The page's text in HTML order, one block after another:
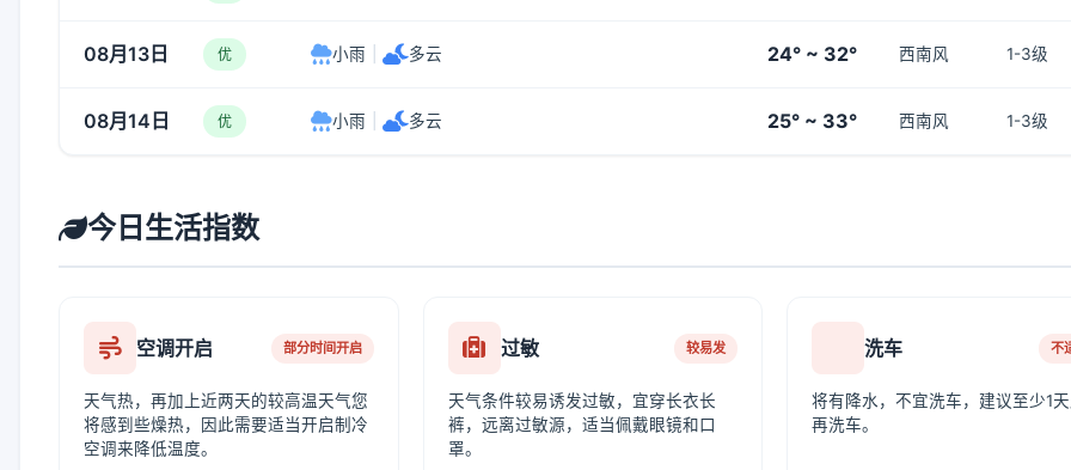
08月13日 优 小雨 多云 24° ~ 32° 西南风 1-3级
08月14日 优 小雨 多云 25° ~ 33° 西南风 1-3级
今日生活指数
空调开启 部分时间开启
天气热，再加上近两天的较高温天气您
将感到些燥热，因此需要适当开启制冷
空调来降低温度。
过敏 较易发
天气条件较易诱发过敏，宜穿长衣长
裤，远离过敏源，适当佩戴眼镜和口
罩。
洗车 不
将有降水，不宜洗车，建议至少1
再洗车。